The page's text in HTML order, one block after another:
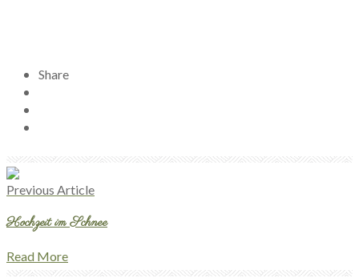
Share
Previous Article
Hochzeit im Schnee
Read More